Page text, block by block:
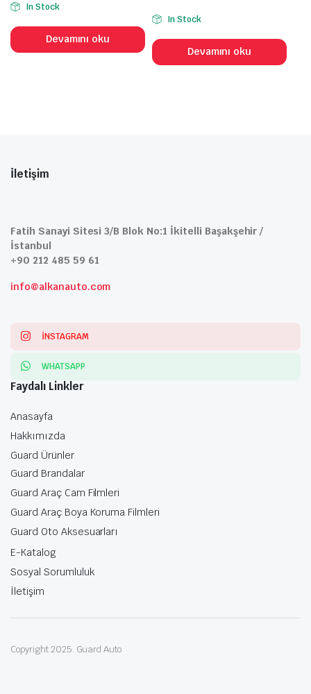
In Stock
Devamını oku
In Stock
Devamını oku
İletişim
Fatih Sanayi Sitesi 3/B Blok No:1 İkitelli Başakşehir /
İstanbul
+90 212 485 59 61
info@alkanauto.com
INSTAGRAM
WHATSAPP
Faydalı Linkler
Anasayfa
Hakkımızda
Guard Ürünler
Guard Brandalar
Guard Araç Cam Filmleri
Guard Araç Boya Koruma Filmleri
Guard Oto Aksesuarları
E-Katalog
Sosyal Sorumluluk
İletişim
Copyright 2025. Guard Auto